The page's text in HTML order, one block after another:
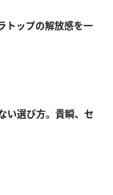
トップの解放感を一
い選び方。貴瞬、セ